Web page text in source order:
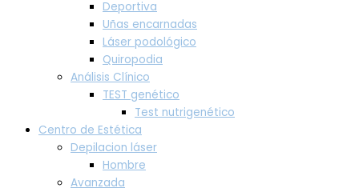
Deportiva
Uñas encarnadas
Láser podológico
Quiropodia
Análisis Clínico
TEST genético
Test nutrigenético
Centro de Estética
Depilacion láser
Hombre
Avanzada